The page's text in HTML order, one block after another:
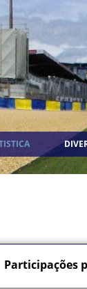
Participações